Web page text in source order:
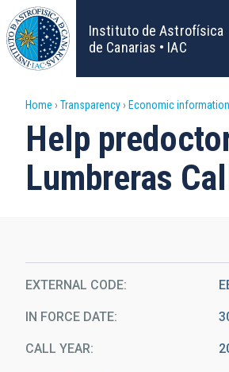
Skip
to
main
content
Instituto de Astrofísica
de Canarias • IAC
Breadcrumb
Home Transparency Economic information
Help
Lumbreras
EXTERNAL CODE
IN FORCE DATE
CALL YEAR